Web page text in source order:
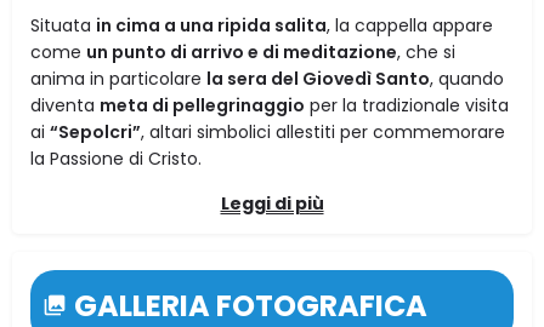
Situata in cima a una ripida salita, la cappella appare
come un punto di arrivo e di meditazione, che si
anima in particolare la sera del Giovedì Santo, quando
diventa meta di pellegrinaggio per la tradizionale visita
ai “Sepolcri”, altari simbolici allestiti per commemorare
la Passione di Cristo.
Leggi di più
GALLERIA FOTOGRAFICA